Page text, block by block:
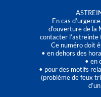
En cas
d'ouverture de la
contacter
Ce numéro doit
• en dehors des
• en
• pour des motifs
(problème de feux